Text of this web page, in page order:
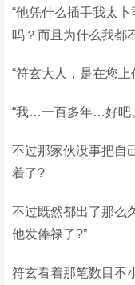
“他凭什么插手我太
吗？而且为什么我都
“符玄大人，是在您
“我…一百多年…好吧
不过那家伙没事把自
着了?
不过既然都出了那么
他发俸禄了?”
符玄看着那笔数目不